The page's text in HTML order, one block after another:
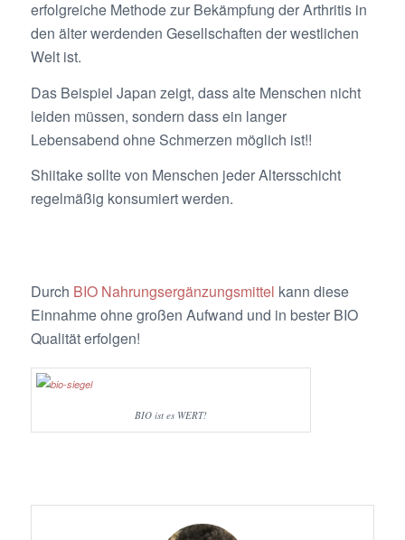
erfolgreiche Methode zur Bekämpfung der Arthritis in
den älter werdenden Gesellschaften der westlichen
Welt ist.
Das Beispiel Japan zeigt, dass alte Menschen nicht
leiden müssen, sondern dass ein langer
Lebensabend ohne Schmerzen möglich ist!!
Shiitake sollte von Menschen jeder Altersschicht
regelmäßig konsumiert werden.
Durch BIO Nahrungsergänzungsmittel kann diese
Einnahme ohne großen Aufwand und in bester BIO
Qualität erfolgen!
BIO ist es WERT!